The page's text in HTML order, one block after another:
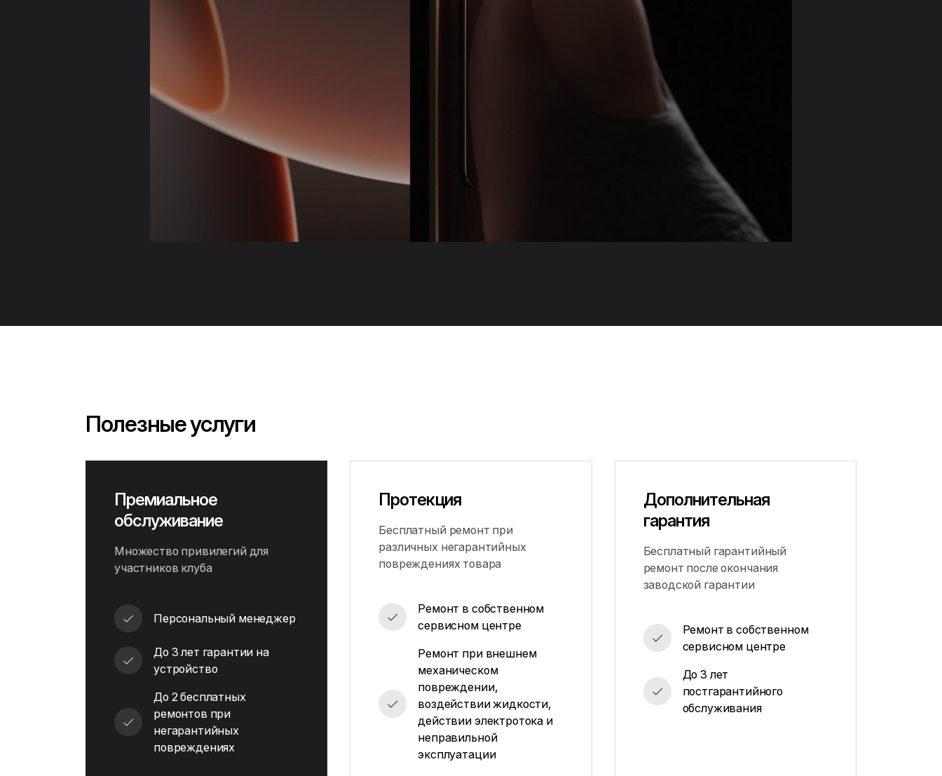
Полезные услуги
Премиальное
обслуживание
Множество привилегий для
участников клуба
Персональный менеджер
До 3 лет гарантии на
устройство
До 2 бесплатных
ремонтов при
негарантийных
повреждениях
Протекция
Бесплатный ремонт при
различных негарантийных
повреждениях товара
Ремонт в собственном
сервисном центре
Ремонт при внешнем
механическом
повреждении,
воздействии жидкости,
действии электротока и
неправильной
эксплуатации
Дополнительная
гарантия
Бесплатный гарантийный
ремонт после окончания
заводской гарантии
Ремонт в собственном
сервисном центре
До 3 лет
постгарантийного
обслуживания